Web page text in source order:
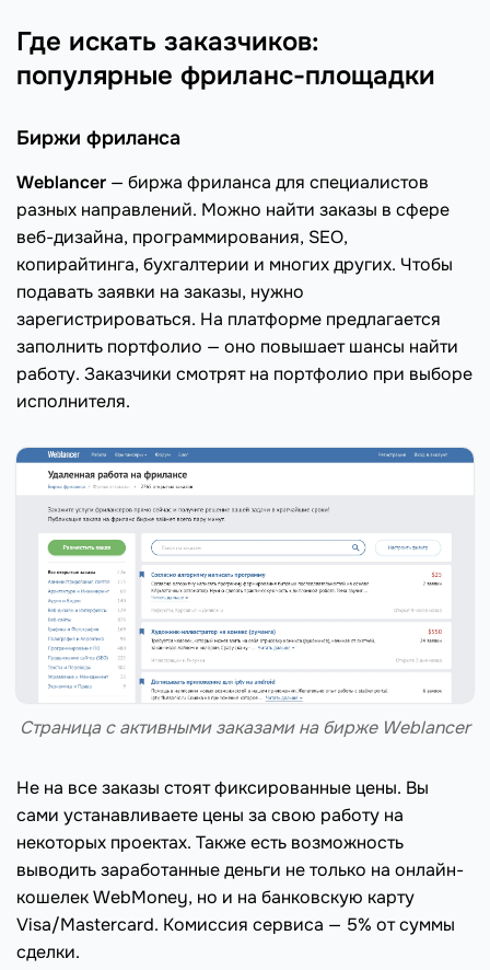
Где искать заказчиков:
популярные фриланс-площадки
Биржи фриланса
Weblancer — биржа фриланса для специалистов
разных направлений. Можно найти заказы в сфере
веб-дизайна, программирования, SEO,
копирайтинга, бухгалтерии и многих других. Чтобы
подавать заявки на заказы, нужно
зарегистрироваться. На платформе предлагается
заполнить портфолио — оно повышает шансы найти
работу. Заказчики смотрят на портфолио при выборе
исполнителя.
Страница с активными заказами на бирже Weblancer
Не на все заказы стоят фиксированные цены. Вы
сами устанавливаете цены за свою работу на
некоторых проектах. Также есть возможность
выводить заработанные деньги не только на онлайн-
кошелек WebMoney, но и на банковскую карту
Visa/Mastercard. Комиссия сервиса — 5% от суммы
сделки.